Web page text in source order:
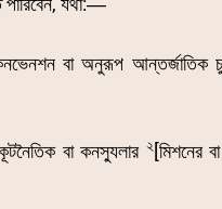
বা অনুরূপ আন্তর্জাতিক
কূটনৈতিক বা কনস্যুলার ২[মিশনের